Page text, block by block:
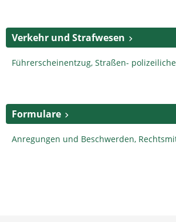
Verkehr und Strafwesen
Führerscheinentzug, Straßen-
Formulare
Anregungen und Beschwerden,